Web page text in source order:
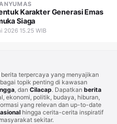
Karakter Generasi Emas
Siaga
2026 15.25 WIB
terpercaya yang menyajikan
topik penting di kawasan
, dan Cilacap. Dapatkan berita
ekonomi, politik, budaya, hiburan,
yang relevan dan up-to-date
hingga cerita-cerita inspiratif
sekitar.